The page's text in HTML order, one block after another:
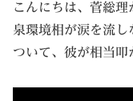
こんにちは、菅総
泉環境相が涙を流し
ついて、彼が相当叩